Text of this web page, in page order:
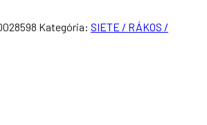
Kategória: SIETE / RÁKOS /